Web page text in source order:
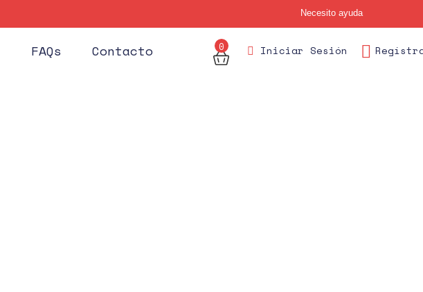
Necesito ayuda
0 Iniciar Sesión
FAQs Contacto
Huéspedes